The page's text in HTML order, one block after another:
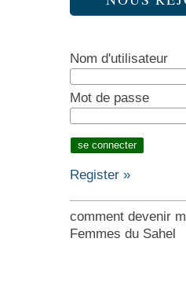
Nom d'utilisateur
Mot de passe
Register »
comment devenir
Femmes du Sahel